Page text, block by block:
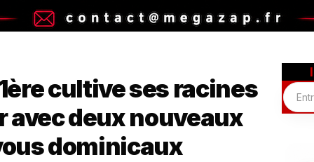
cultive ses racines
avec deux nouveaux
dominicaux